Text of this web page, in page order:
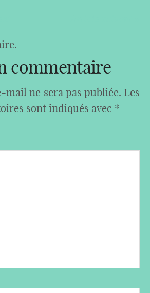
commentaire
mail ne sera pas publiée. Les
sont indiqués avec *